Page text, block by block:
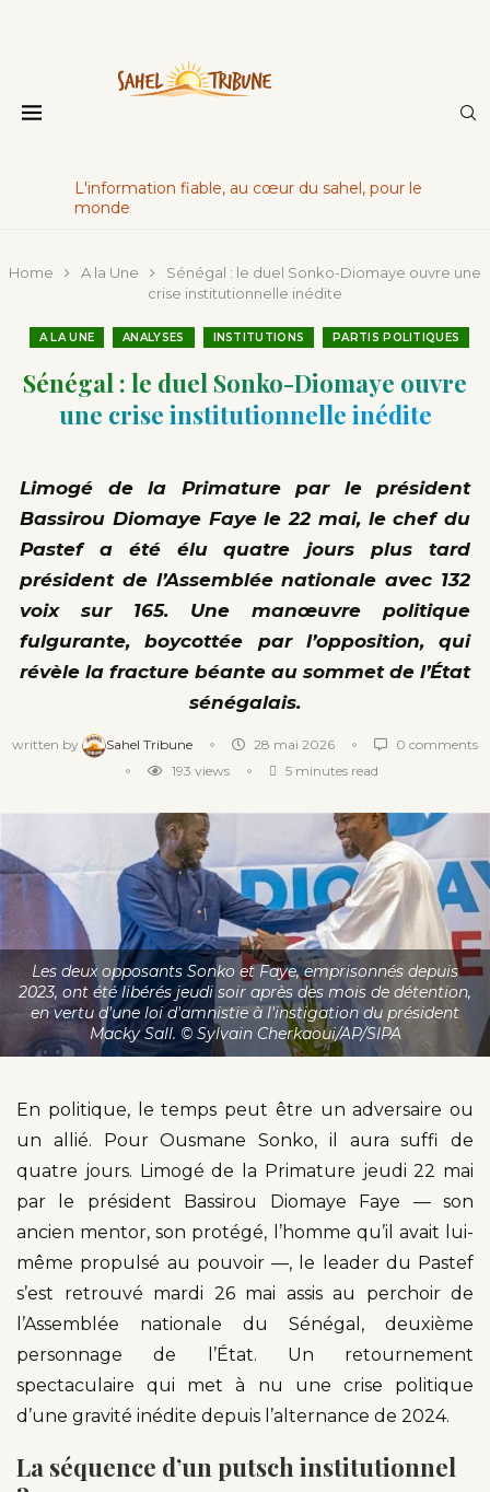
L'information fiable, au cœur du sahel, pour le
monde
Home A la Une
Sénégal : le duel Sonko-Diomaye ouvre une
crise institutionnelle inédite
A LA UNE ANALYSES INSTITUTIONS PARTIS POLITIQUES
Sénégal : le duel Sonko-Diomaye ouvre
une crise institutionnelle inédite
Limogé de la Primature par le président
Bassirou Diomaye Faye le 22 mai, le chef du
Pastef a été élu quatre jours plus tard
président de l’Assemblée nationale avec 132
voix sur 165. Une manœuvre politique
fulgurante, boycottée par l’opposition, qui
révèle la fracture béante au sommet de l’État
sénégalais.
written by Sahel Tribune 28 mai 2026
0 comments
193 views 5 minutes read
Les deux opposants Sonko et Faye, emprisonnés depuis
2023, ont été libérés jeudi soir après des mois de détention,
en vertu d'une loi d'amnistie à l'instigation du président
Macky Sall. © Sylvain Cherkaoui/AP/SIPA
En politique, le temps peut être un adversaire ou
un allié. Pour Ousmane Sonko, il aura suffi de
quatre jours. Limogé de la Primature jeudi 22 mai
par le président Bassirou Diomaye Faye — son
ancien mentor, son protégé, l’homme qu’il avait lui-
même propulsé au pouvoir —, le leader du Pastef
s’est retrouvé mardi 26 mai assis au perchoir de
l’Assemblée nationale du Sénégal, deuxième
personnage de l’État. Un retournement
spectaculaire qui met à nu une crise politique
d’une gravité inédite depuis l’alternance de 2024.
La séquence d’un putsch institutionnel